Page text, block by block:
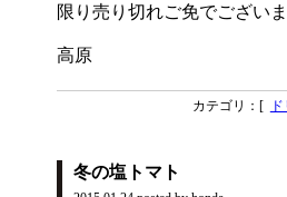
限り売り切れご免でございま
高原
カテゴリ：[
冬の塩トマト